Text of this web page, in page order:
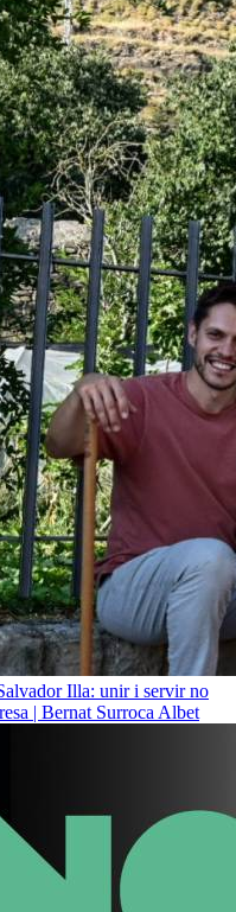
Illa: unir i servir no
| Bernat Surroca Albet